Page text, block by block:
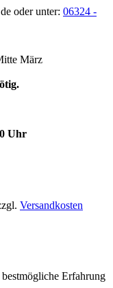
oder unter: 06324 -
März
Uhr
Versandkosten
Erfahrung